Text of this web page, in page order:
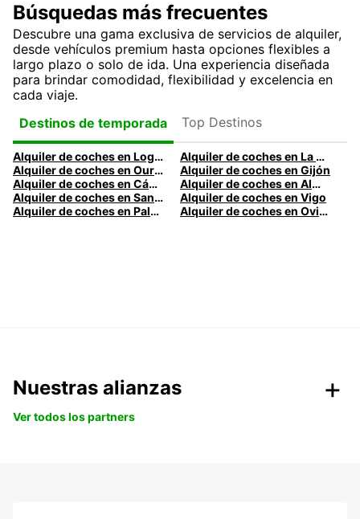
Búsquedas más frecuentes
Descubre una gama exclusiva de servicios de alquiler,
desde vehículos premium hasta opciones flexibles a
largo plazo o solo de ida. Una experiencia diseñada
para brindar comodidad, flexibilidad y excelencia en
cada viaje.
Destinos de temporada
Top Destinos
Alquiler de coches en Logroño
Alquiler de coches en La Coruña
Alquiler de coches en Ourense
Alquiler de coches en Gijón
Alquiler de coches en Cádiz
Alquiler de coches en Almería
Alquiler de coches en Santander
Alquiler de coches en Vigo
Alquiler de coches en Palma
Alquiler de coches en Oviedo
Nuestras alianzas
Ver todos los partners